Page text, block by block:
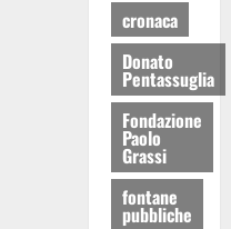
cronaca
Donato
Pentassuglia
Fondazione
Paolo
Grassi
fontane
pubbliche